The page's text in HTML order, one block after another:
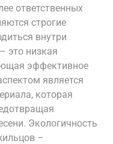
ответственных
строгие
внутри
это низкая
эффективное
является
которая
Экологичность
–